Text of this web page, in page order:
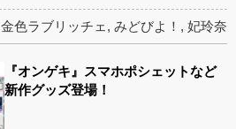
金色ラブリッチェ , みどびよ！ , 妃玲奈
『オンゲキ』スマホポシェットなど
新作グッズ登場！